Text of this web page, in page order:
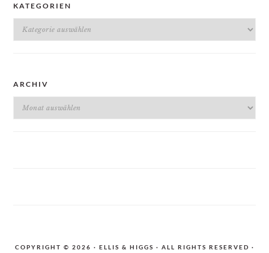
KATEGORIEN
Kategorien
ARCHIV
Archiv
COPYRIGHT © 2026 · ELLIS & HIGGS · ALL RIGHTS RESERVED ·